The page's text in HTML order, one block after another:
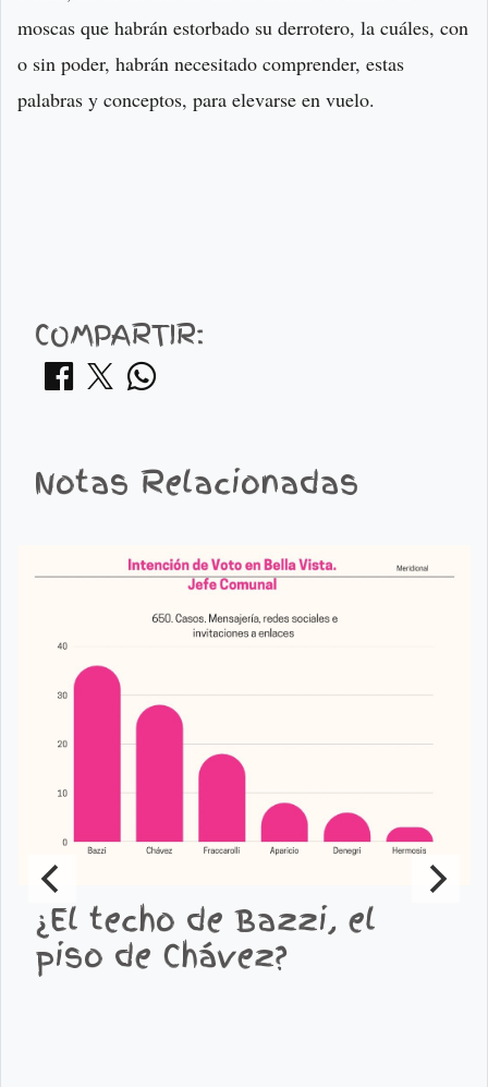
moscas que habrán estorbado su derrotero, la cuáles, con
o sin poder, habrán necesitado comprender, estas
palabras y conceptos, para elevarse en vuelo.
COMPARTIR:
Notas Relacionadas
¿El techo de Bazzi, el
piso de Chávez?